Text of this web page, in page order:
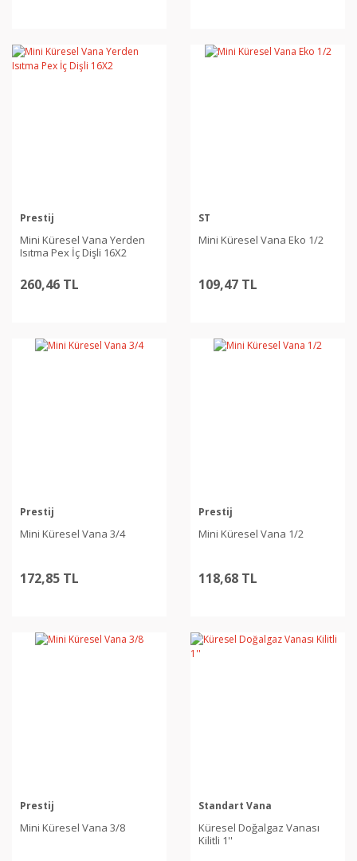
Prestij
Mini Küresel Vana Yerden
Isıtma Pex İç Dişli 16X2
260,46 TL
ST
Mini Küresel Vana Eko 1/2
109,47 TL
Prestij
Mini Küresel Vana 3/4
172,85 TL
Prestij
Mini Küresel Vana 1/2
118,68 TL
Prestij
Mini Küresel Vana 3/8
Standart Vana
Küresel Doğalgaz Vanası
Kilitli 1''